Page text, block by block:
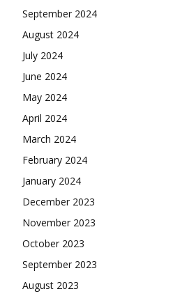
September 2024
August 2024
July 2024
June 2024
May 2024
April 2024
March 2024
February 2024
January 2024
December 2023
November 2023
October 2023
September 2023
August 2023